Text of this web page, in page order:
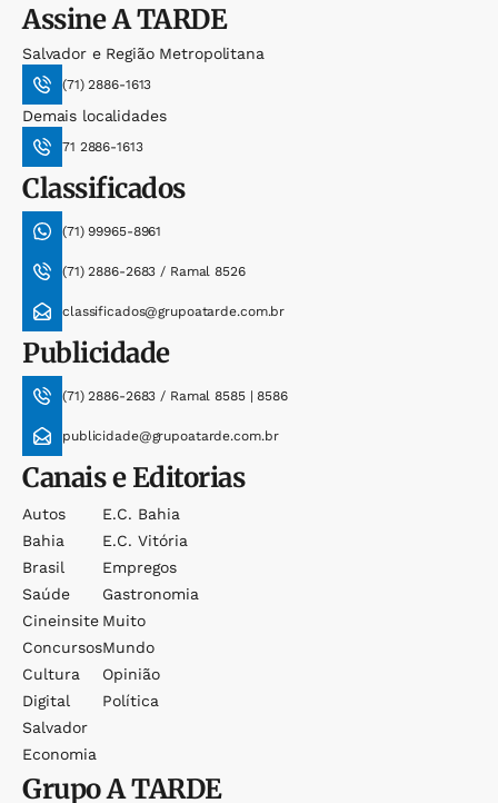
AssineA TARDE
Salvador e Região Metropolitana
(71) 2886-1613
Demais localidades
71 2886-1613
Classificados
(71) 99965-8961
(71) 2886-2683 / Ramal 8526
classificados@grupoatarde.com.br
Publicidade
(71) 2886-2683 / Ramal 8585 | 8586
publicidade@grupoatarde.com.br
Canais e Editorias
Autos
Bahia
Brasil
Saúde
Cineinsite
Concursos
Cultura
Digital
Salvador
Economia
E.c. Bahia
E.c. Vitória
Empregos
Gastronomia
Muito
Mundo
Opinião
Política
GrupoA TARDE